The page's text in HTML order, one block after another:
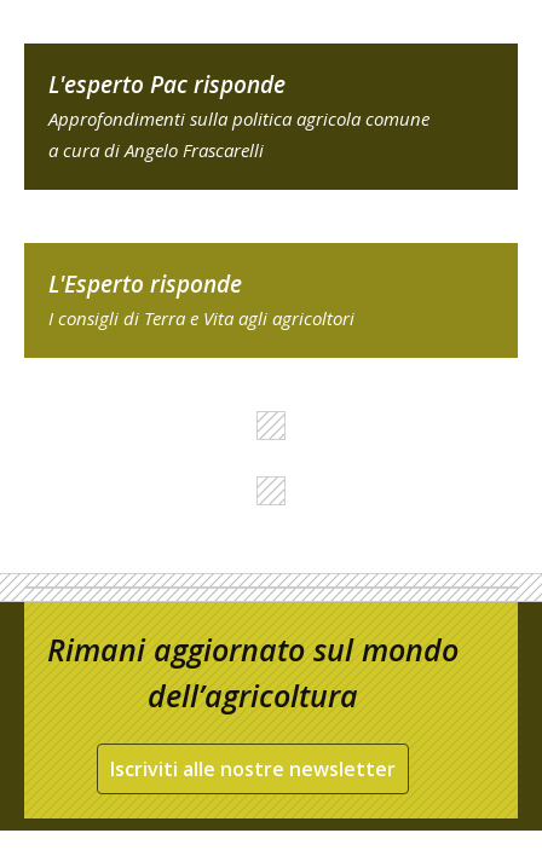
L'esperto Pac risponde
Approfondimenti sulla politica agricola comune
a cura di Angelo Frascarelli
L'Esperto risponde
I consigli di Terra e Vita agli agricoltori
Rimani aggiornato sul mondo
dell’agricoltura
Iscriviti alle nostre newsletter